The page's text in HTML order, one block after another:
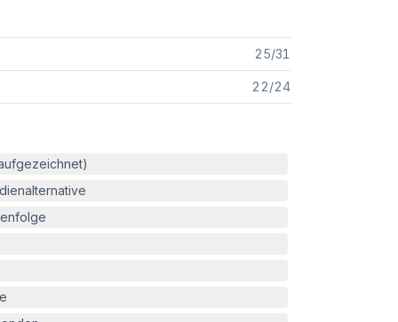
25/31
22/24